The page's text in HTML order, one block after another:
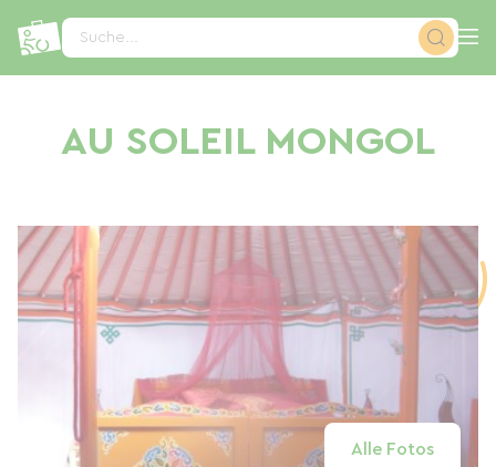
Suche...
AU SOLEIL MONGOL
Alle Fotos
Cookie-Einstellungen